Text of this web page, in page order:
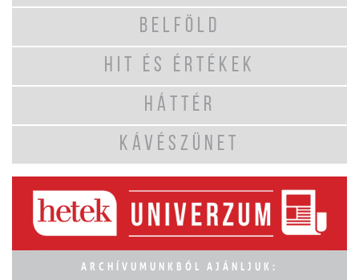
BELFÖLD
HIT ÉS ÉRTÉKEK
HÁTTÉR
KÁVÉSZÜNET
ARCHÍVUMUNKBÓL AJÁNLJUK: